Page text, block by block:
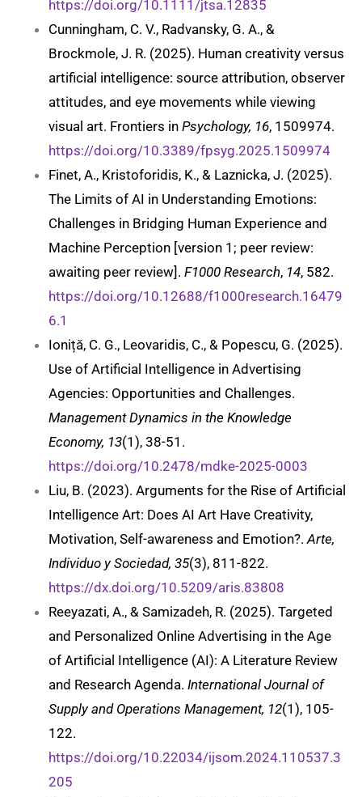
https://doi.org/10.1111/jtsa.12835
Cunningham, C. V., Radvansky, G. A., &
Brockmole, J. R. (2025). Human creativity versus
artificial intelligence: source attribution, observer
attitudes, and eye movements while viewing
visual art. Frontiers in Psychology, 16, 1509974.
https://doi.org/10.3389/fpsyg.2025.1509974
Finet, A., Kristoforidis, K., & Laznicka, J. (2025).
The Limits of AI in Understanding Emotions:
Challenges in Bridging Human Experience and
Machine Perception [version 1; peer review:
awaiting peer review]. F1000 Research, 14, 582.
https://doi.org/10.12688/f1000research.16479
6.1
Ioniță, C. G., Leovaridis, C., & Popescu, G. (2025).
Use of Artificial Intelligence in Advertising
Agencies: Opportunities and Challenges.
Management Dynamics in the Knowledge
Economy, 13(1), 38-51.
https://doi.org/10.2478/mdke-2025-0003
Liu, B. (2023). Arguments for the Rise of Artificial
Intelligence Art: Does AI Art Have Creativity,
Motivation, Self-awareness and Emotion?.Arte,
Individuo y Sociedad, 35(3), 811-822.
https://dx.doi.org/10.5209/aris.83808
Reeyazati, A., & Samizadeh, R. (2025). Targeted
and Personalized Online Advertising in the Age
of Artificial Intelligence (AI): A Literature Review
and Research Agenda. International Journal of
Supply and Operations Management, 12(1), 105-
122.
https://doi.org/10.22034/ijsom.2024.110537.3
205